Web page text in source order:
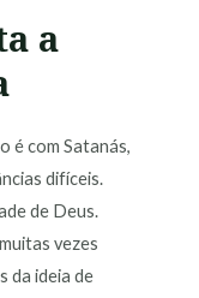
a
é com Satanás,
difíceis.
de Deus.
vezes
da ideia de